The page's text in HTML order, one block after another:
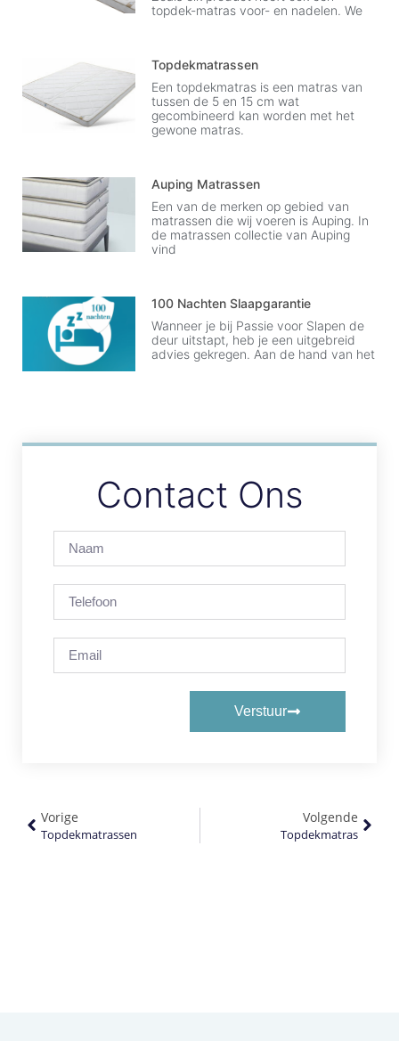
topdek-matras voor- en nadelen. We
Topdekmatrassen
Een topdekmatras is een matras van
tussen de 5 en 15 cm wat
gecombineerd kan worden met het
gewone matras.
Auping Matrassen
Een van de merken op gebied van
matrassen die wij voeren is Auping. In
de matrassen collectie van Auping
vind
100 Nachten Slaapgarantie
Wanneer je bij Passie voor Slapen de
deur uitstapt, heb je een uitgebreid
advies gekregen. Aan de hand van het
Contact Ons
Verstuur
Vorige
Topdekmatrassen
Volgende
Topdekmatras